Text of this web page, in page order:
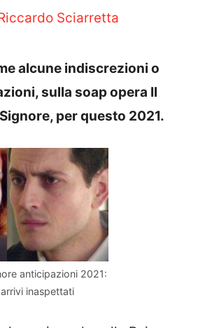
Sciarretta
alcune indiscrezioni o
sulla soap opera Il
per questo 2021.
anticipazioni 2021:
inaspettati